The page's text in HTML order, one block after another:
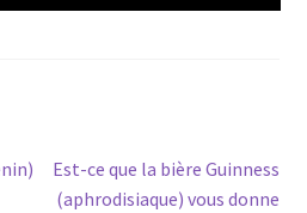
Article
suivant :
Est-ce que la bière Guinness
(aphrodisiaque) vous donne